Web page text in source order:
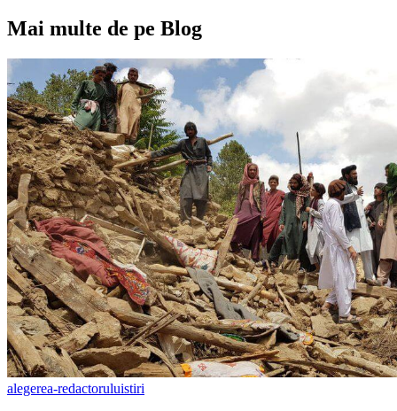
Mai multe de pe Blog
alegerea-redactoruluistiri